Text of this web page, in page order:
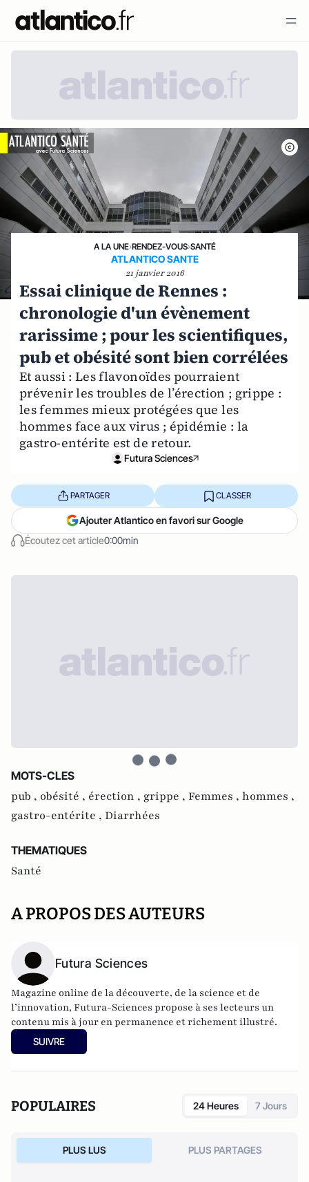
A LA UNE›RENDEZ-VOUS›SANTÉ
ATLANTICO SANTE
21 janvier 2016
Essai clinique de Rennes :
chronologie d'un évènement
rarissime ; pour les scientifiques,
pub et obésité sont bien corrélées
Et aussi : Les flavonoïdes pourraient
prévenir les troubles de l’érection ; grippe :
les femmes mieux protégées que les
hommes face aux virus ; épidémie : la
gastro-entérite est de retour.
Futura Sciences
Écoutez cet article0:00min
PARTAGER CLASSER
Ajouter Atlantico en favori sur Google
MOTS-CLES
pub , obésité , érection , grippe , Femmes , hommes ,
gastro-entérite , Diarrhées
THEMATIQUES
Santé
A PROPOS DES AUTEURS
Futura Sciences
Magazine online de la découverte, de la science et de
l’innovation, Futura-Sciences propose à ses lecteurs un
contenu mis à jour en permanence et richement illustré.
SUIVRE
POPULAIRES 24 Heures 7 Jours
PLUS LUS PLUS PARTAGES